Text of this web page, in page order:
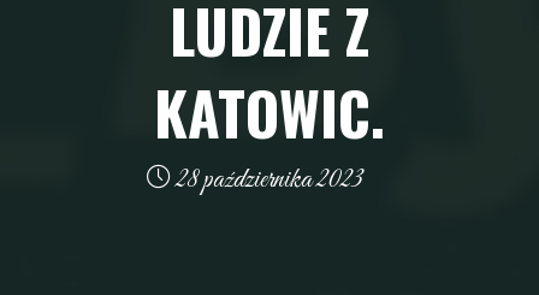
LUDZIE Z
KATOWIC.
28 października 2023